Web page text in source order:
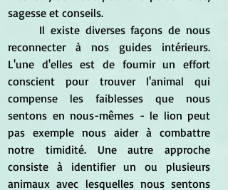
sagesse et conseils.
reconnecter à nos guides intérieurs.
L'une d'elles est de fournir un effort
conscient pour trouver l'animal qui
compense les faiblesses que nous
sentons en nous-mêmes - le lion peut
pas exemple nous aider à combattre
notre timidité. Une autre approche
consiste à identifier un ou plusieurs
animaux avec lesquelles nous sentons